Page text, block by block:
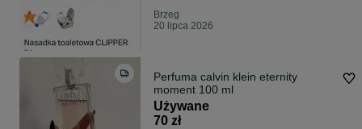
Brzeg
20 lipca 2026
Perfuma calvin klein eternity
moment 100 ml
Używane
70 zł